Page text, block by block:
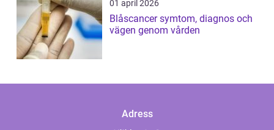
01 april 2026
Blåscancer symtom, diagnos och
vägen genom vården
Adress